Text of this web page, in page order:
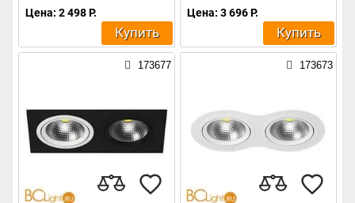
Цена: 2 498 Р.
Купить
Цена: 3 696 Р.
Купить
173677 173673